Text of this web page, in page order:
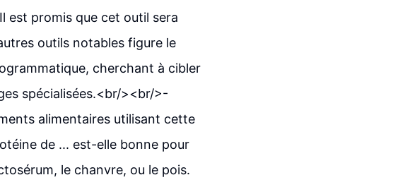
est promis que cet outil sera
outils notables figure le
cherchant à cibler
spécialisées.<br/><br/>-
alimentaires utilisant cette
de ... est-elle bonne pour
le chanvre, ou le pois.